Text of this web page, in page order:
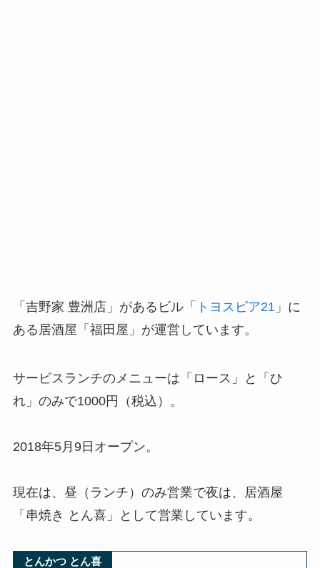
「吉野家 豊洲店」があるビル「 トヨスピア21」に
ある居酒屋「福田屋」が運営しています。
サービスランチのメニューは「ロース」と「ひ
れ」のみで1000円（税込）。
2018年5月9日オープン。
現在は、昼（ランチ）のみ営業で夜は、居酒屋
「串焼き とん喜」として営業しています。
とんかつ とん喜